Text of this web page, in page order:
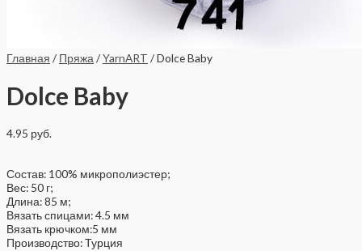
Главная / Пряжа /YarnART / Dolce Baby
Dolce Baby
4.95 руб.
Состав: 100% микрополиэстер;⠀
Вес: 50 г;⠀
Длина: 85 м;⠀
Вязать спицами: 4.5 мм⠀
Вязать крючком:5 мм⠀
Производство: Турция